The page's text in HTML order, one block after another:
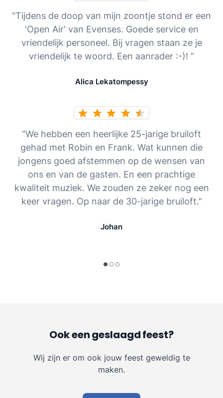
“Tijdens de doop van mijn zoontje stond er een
'Open Air' van Evenses. Goede service en
vriendelijk personeel. Bij vragen staan ze je
vriendelijk te woord. Een aanrader :-)! ”
Alica Lekatompessy
“We hebben een heerlijke 25-jarige bruiloft
gehad met Robin en Frank. Wat kunnen die
jongens goed afstemmen op de wensen van
ons en van de gasten. En een prachtige
kwaliteit muziek. We zouden ze zeker nog een
keer vragen. Op naar de 30-jarige bruiloft.”
Johan
Ook een geslaagd feest?
Wij zijn er om ook jouw feest geweldig te
maken.